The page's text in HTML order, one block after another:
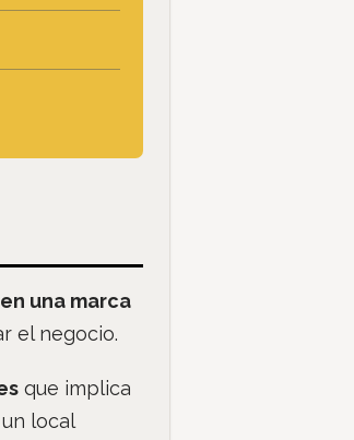
una marca
el negocio.
que implica
local